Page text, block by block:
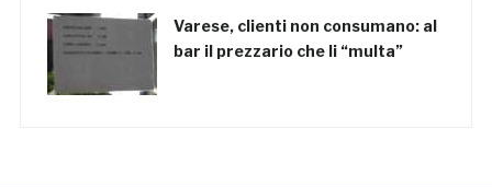
Varese, clienti non consumano: al
bar il prezzario che li “multa”